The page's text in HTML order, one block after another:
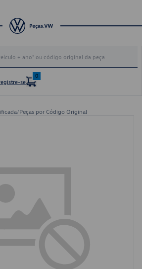
se
0
/Peças por Código Original